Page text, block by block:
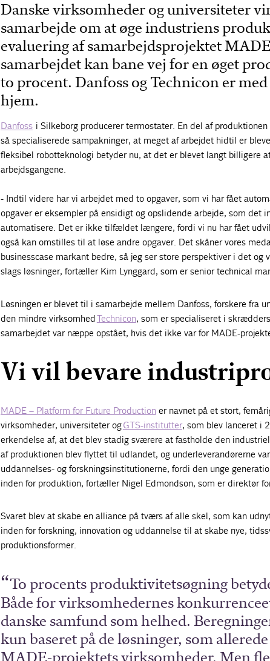
Danske virksomheder og universiteter
samarbejde om at øge industriens
evaluering af samarbejdsprojektet
samarbejdet kan bane vej for en øget
to procent. Danfoss og Technicon er
hjem.
Danfossi Silkeborg producerer termostater. En del af
så specialiserede sampakninger, at meget af arbejdet hidtil er
fleksibel robotteknologi betyder nu, at det er blevet langt billigere
arbejdsgangene.
- Indtil videre har vi arbejdet med to opgaver, som vi har fået
opgaver er eksempler på ensidigt og opslidende arbejde, som det
automatisere. Det er ikke tilfældet længere, fordi vi nu har fået
også kan omstilles til at løse andre opgaver. Det skåner vores
businesscase markant bedre, så jeg ser store perspektiver i det og
slags løsninger, fortæller Kim Lynggard, som er senior technical
Løsningen er blevet til i samarbejde mellem Danfoss, forskere fra
den mindre virksomhedTechnicon, som er specialiseret i
samarbejdet var næppe opstået, hvis det ikke var for MADE-
Vi vil bevare
MADE – Platform for Future Productioner navnet på et stort,
virksomheder, universiteter ogGTS-institutter, som blev lanceret i
erkendelse af, at det blev stadig sværere at fastholde den
af produktionen blev flyttet til udlandet, og underleverandørerne
uddannelses- og forskningsinstitutionerne, fordi den unge
inden for produktion, fortæller Nigel Edmondson, som er direktør
Svaret blev at skabe en alliance på tværs af alle skel, som kan
inden for forskning, innovation og uddannelse til at skabe nye,
produktionsformer.
To procents produktivitetsøgning
Både for virksomhedernes
danske samfund som helhed.
kun baseret på de løsninger, som
MADE-projektets virksomheder. Men